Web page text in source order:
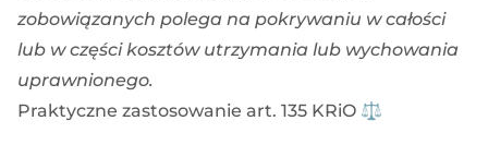
zobowiązanych polega na pokrywaniu w całości
lub w części kosztów utrzymania lub wychowania
uprawnionego.
Praktyczne zastosowanie art. 135 KRiO ⚖️